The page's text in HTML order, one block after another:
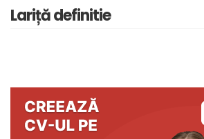
Lariță definitie